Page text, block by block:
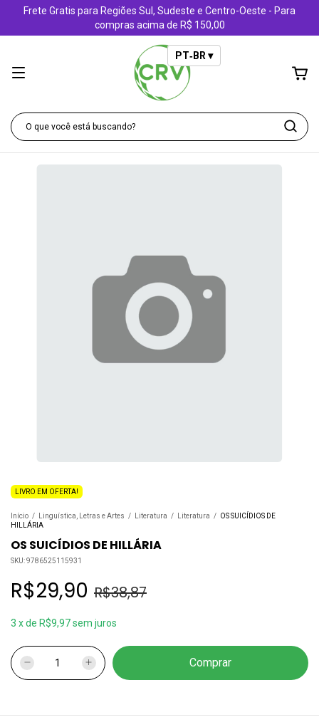
Frete Gratis para Regiões Sul, Sudeste e Centro-Oeste - Para
compras acima de R$ 150,00
PT‑BR ▾
LIVRO EM OFERTA!
Início / Linguística, Letras e Artes / Literatura / Literatura / OS SUICÍDIOS DE
HILLÁRIA
OS SUICÍDIOS DE HILLÁRIA
SKU:9786525115931
R$29,90 R$38,87
3 xde R$9,97sem juros